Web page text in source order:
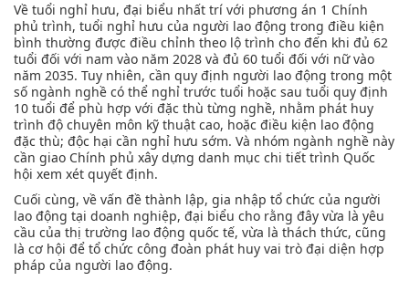
Về tuổi nghỉ hưu, đại biểu nhất trí với phương án 1 Chính
phủ trình, tuổi nghỉ hưu của người lao động trong điều kiện
bình thường được điều chỉnh theo lộ trình cho đến khi đủ 62
tuổi đối với nam vào năm 2028 và đủ 60 tuổi đối với nữ vào
năm 2035. Tuy nhiên, cần quy định người lao động trong một
số ngành nghề có thể nghỉ trước tuổi hoặc sau tuổi quy định
10 tuổi để phù hợp với đặc thù từng nghề, nhằm phát huy
trình độ chuyên môn kỹ thuật cao, hoặc điều kiện lao động
đặc thù; độc hại cần nghỉ hưu sớm. Và nhóm ngành nghề này
cần giao Chính phủ xây dựng danh mục chi tiết trình Quốc
hội xem xét quyết định.
Cuối cùng, về vấn đề thành lập, gia nhập tổ chức của người
lao động tại doanh nghiệp, đại biểu cho rằng đây vừa là yêu
cầu của thị trường lao động quốc tế, vừa là thách thức, cũng
là cơ hội để tổ chức công đoàn phát huy vai trò đại diện hợp
pháp của người lao động.